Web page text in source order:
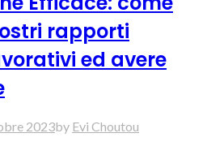
rapporti
ed avere
2023by Evi Choutou